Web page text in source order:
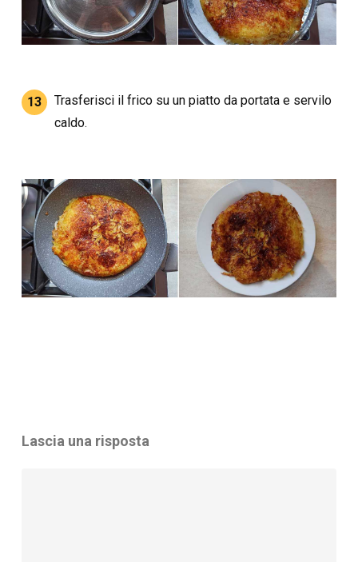
13
Trasferisci il frico su un piatto da portata e servilo
caldo.
Lascia una risposta